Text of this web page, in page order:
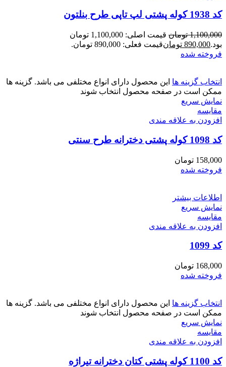
کد 1938 کوله پشتی لپ تاپی طرح بنلتون
1,100,000 تومان
قیمت اصلی: 1,100,000 تومان
بود.890,000 تومانقیمت فعلی: 890,000 تومان.
فروخته شده
انتخاب گزینه ها این محصول دارای انواع مختلفی می باشد. گزینه ها
ممکن است در صفحه محصول انتخاب شوند
نمایش سریع
مقايسه
افزودن به علاقه مندی
کد 1098 کوله پشتی دخترانه طرح سنتی
158,000 تومان
فروخته شده
اطلاعات بیشتر
نمایش سریع
مقايسه
افزودن به علاقه مندی
کد 1099
168,000 تومان
فروخته شده
انتخاب گزینه ها این محصول دارای انواع مختلفی می باشد. گزینه ها
ممکن است در صفحه محصول انتخاب شوند
نمایش سریع
مقايسه
افزودن به علاقه مندی
کد 1100 کوله پشتی کتان دخترانه تیراژه